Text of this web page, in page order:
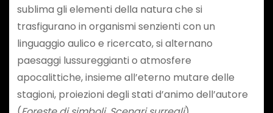
sublima gli elementi della natura che si
trasfigurano in organismi senzienti con un
linguaggio aulico e ricercato, si alternano
paesaggi lussureggianti o atmosfere
apocalittiche, insieme all’eterno mutare delle
stagioni, proiezioni degli stati d’animo dell’autore